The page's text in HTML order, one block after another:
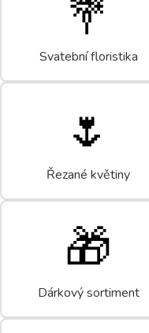
Svatební floristika
🌷
Řezané květiny
🎁
Dárkový sortiment